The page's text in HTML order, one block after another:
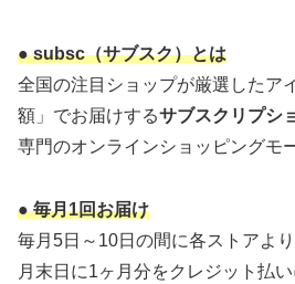
● subsc（サブスク）とは
全国の注目ショップが厳選したア
額」でお届けするサブスクリプシ
専門のオンラインショッピングモ
● 毎月1回お届け
毎月5日～10日の間に各ストアよ
月末日に1ヶ月分をクレジット払